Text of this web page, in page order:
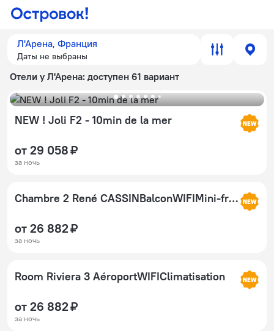
Л'Арена, Франция
Даты не выбраны
Отели у Л'Арена: доступен 61 вариант
NEW ! Joli F2 - 10min de la mer
от 29 058 ₽
за ночь
Chambre 2 René CASSINBalconWIFIMini-frigoTV
от 26 882 ₽
за ночь
Room Riviera 3 AéroportWIFIClimatisation
от 26 882 ₽
за ночь